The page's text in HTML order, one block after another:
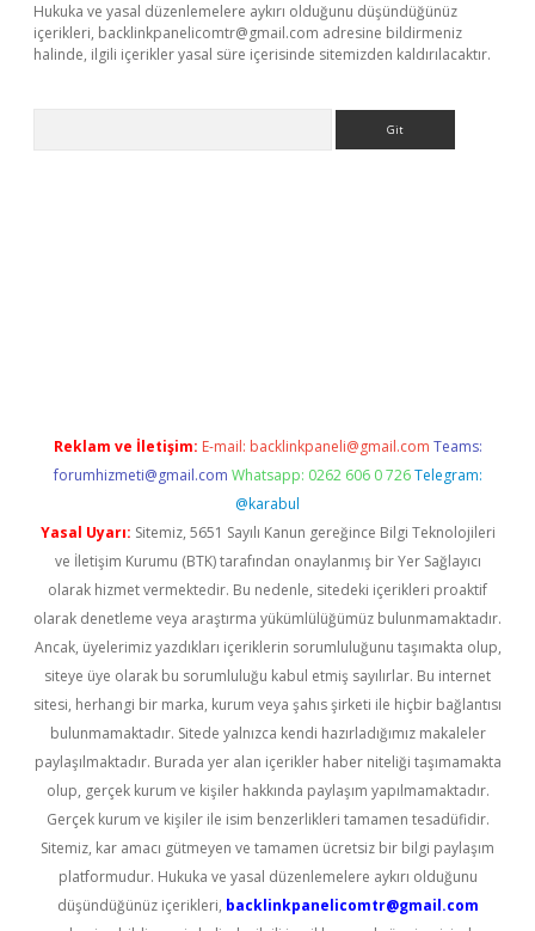
Hukuka ve yasal düzenlemelere aykırı olduğunu düşündüğünüz
içerikleri, backlinkpanelicomtr@gmail.com adresine bildirmeniz
halinde, ilgili içerikler yasal süre içerisinde sitemizden kaldırılacaktır.
Reklam ve İletişim: E-mail: backlinkpaneli@gmail.com Teams:
forumhizmeti@gmail.com Whatsapp: 0262 606 0 726 Telegram:
@karabul
Yasal Uyarı: Sitemiz, 5651 Sayılı Kanun gereğince Bilgi Teknolojileri
ve İletişim Kurumu (BTK) tarafından onaylanmış bir Yer Sağlayıcı
olarak hizmet vermektedir. Bu nedenle, sitedeki içerikleri proaktif
olarak denetleme veya araştırma yükümlülüğümüz bulunmamaktadır.
Ancak, üyelerimiz yazdıkları içeriklerin sorumluluğunu taşımakta olup,
siteye üye olarak bu sorumluluğu kabul etmiş sayılırlar. Bu internet
sitesi, herhangi bir marka, kurum veya şahıs şirketi ile hiçbir bağlantısı
bulunmamaktadır. Sitede yalnızca kendi hazırladığımız makaleler
paylaşılmaktadır. Burada yer alan içerikler haber niteliği taşımamakta
olup, gerçek kurum ve kişiler hakkında paylaşım yapılmamaktadır.
Gerçek kurum ve kişiler ile isim benzerlikleri tamamen tesadüfidir.
Sitemiz, kar amacı gütmeyen ve tamamen ücretsiz bir bilgi paylaşım
platformudur. Hukuka ve yasal düzenlemelere aykırı olduğunu
düşündüğünüz içerikleri, backlinkpanelicomtr@gmail.com